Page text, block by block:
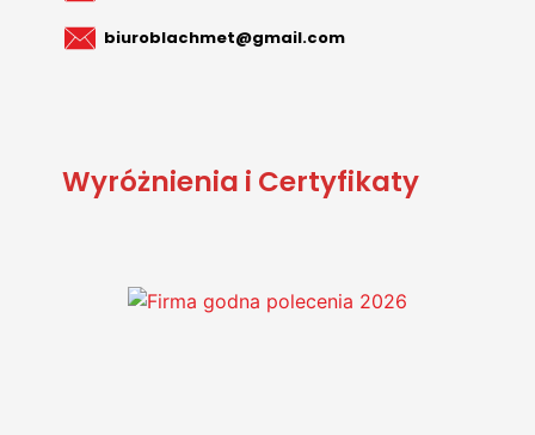
biuroblachmet@gmail.com
Wyróżnienia i Certyfikaty